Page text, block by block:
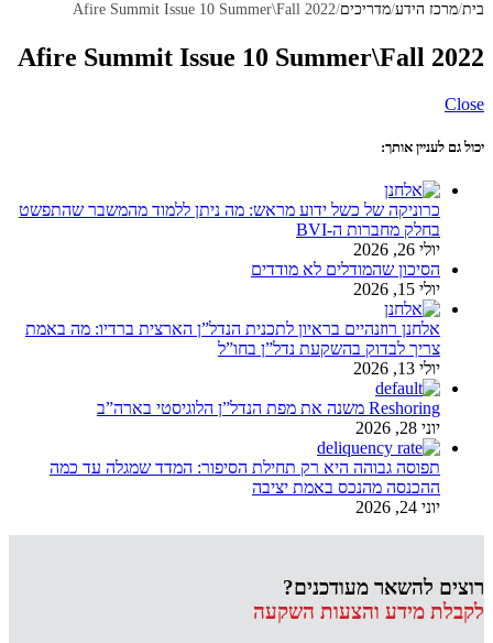
בית מרכז הידע מדריכים Afire Summit Issue 10 Summer\Fall 2022
Afire Summit Issue 10 Summer\Fall 2022
Close
יכול גם לעניין אותך:
כרוניקה של כשל ידוע מראש: מה ניתן ללמוד מהמשבר שהתפשט
בחלק מחברות ה-BVI
יולי 26, 2026
הסיכון שהמודלים לא מודדים
יולי 15, 2026
אלחנן רוזנהיים בראיון לתכנית הנדל”ן הארצית ברדיו: מה באמת
צריך לבדוק בהשקעת נדל”ן בחו”ל
יולי 13, 2026
Reshoring משנה את מפת הנדל”ן הלוגיסטי בארה”ב
יוני 28, 2026
תפוסה גבוהה היא רק תחילת הסיפור: המדד שמגלה עד כמה
ההכנסה מהנכס באמת יציבה
יוני 24, 2026
רוצים להשאר מעודכנים?
לקבלת מידע והצעות השקעה